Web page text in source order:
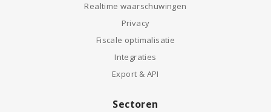
Realtime waarschuwingen
Privacy
Fiscale optimalisatie
Integraties
Export & API
Sectoren